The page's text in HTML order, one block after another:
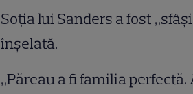
Soţia lui Sanders a fost
înşelată.
„Păreau a fi familia